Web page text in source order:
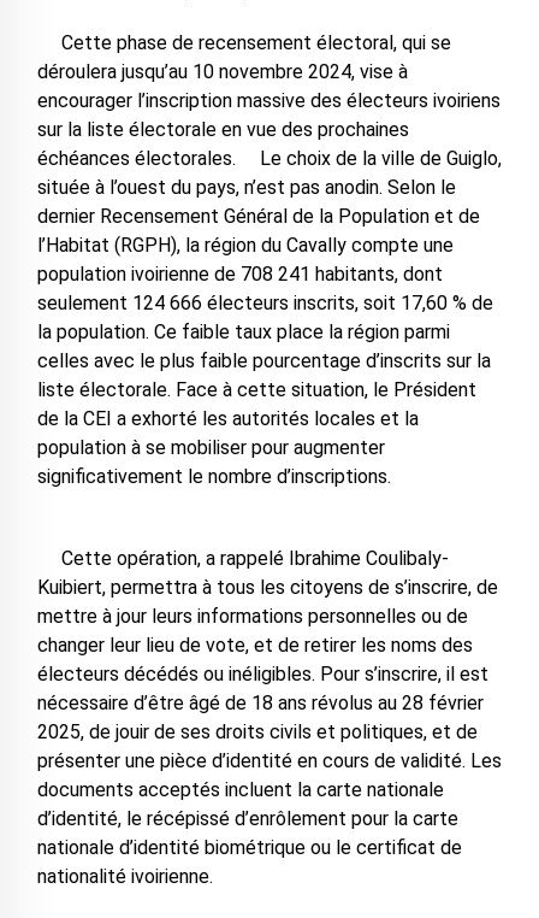
Cette phase de recensement électoral, qui se
déroulera jusqu’au 10 novembre 2024, vise à
encourager l’inscription massive des électeurs ivoiriens
sur la liste électorale en vue des prochaines
échéances électorales. Le choix de la ville de Guiglo,
située à l’ouest du pays, n’est pas anodin. Selon le
dernier Recensement Général de la Population et de
l’Habitat (RGPH), la région du Cavally compte une
population ivoirienne de 708 241 habitants, dont
seulement 124 666 électeurs inscrits, soit 17,60 % de
la population. Ce faible taux place la région parmi
celles avec le plus faible pourcentage d’inscrits sur la
liste électorale. Face à cette situation, le Président
de la CEI a exhorté les autorités locales et la
population à se mobiliser pour augmenter
significativement le nombre d’inscriptions.
Cette opération, a rappelé Ibrahime Coulibaly-
Kuibiert, permettra à tous les citoyens de s’inscrire, de
mettre à jour leurs informations personnelles ou de
changer leur lieu de vote, et de retirer les noms des
électeurs décédés ou inéligibles. Pour s’inscrire, il est
nécessaire d’être âgé de 18 ans révolus au 28 février
2025, de jouir de ses droits civils et politiques, et de
présenter une pièce d’identité en cours de validité. Les
documents acceptés incluent la carte nationale
d’identité, le récépissé d’enrôlement pour la carte
nationale d’identité biométrique ou le certificat de
nationalité ivoirienne.